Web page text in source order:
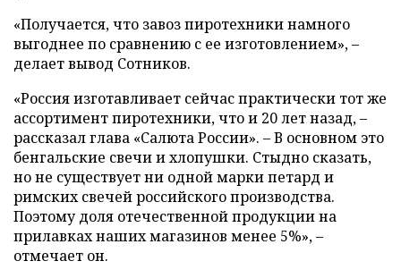
«Получается, что завоз пиротехники намного
выгоднее по сравнению с ее изготовлением», –
делает вывод Сотников.
«Россия изготавливает сейчас практически тот же
ассортимент пиротехники, что и 20 лет назад, –
рассказал глава «Салюта России». – В основном это
бенгальские свечи и хлопушки. Стыдно сказать,
но не существует ни одной марки петард и
римских свечей российского производства.
Поэтому доля отечественной продукции на
прилавках наших магазинов менее 5%», –
отмечает он.